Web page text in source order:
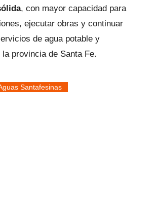
, con mayor capacidad para
ejecutar obras y continuar
de agua potable y
provincia de Santa Fe.
Santafesinas